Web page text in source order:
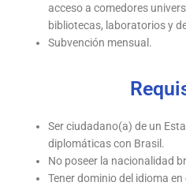
acceso a comedores
bibliotecas, laboratorios y
Subvención mensual.
Ser ciudadano(a) de un
diplomáticas con Brasil.
No poseer la nacionalidad
Tener dominio del idioma